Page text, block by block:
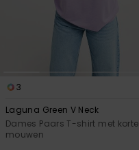
3
Laguna Green V Neck
Dames Paars T-shirt met korte
mouwen